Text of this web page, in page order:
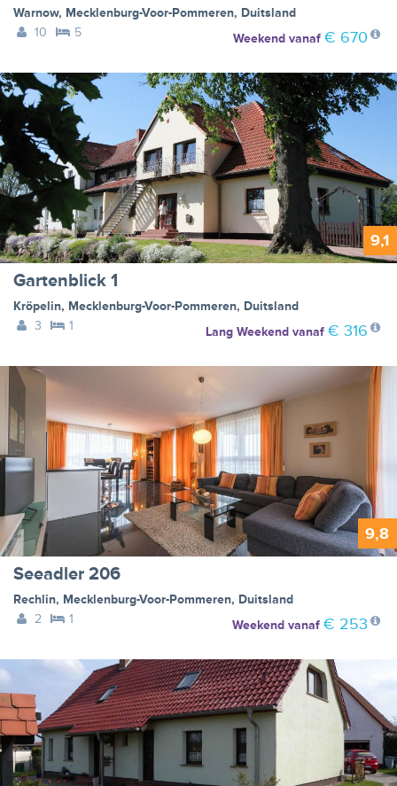
Warnow, Mecklenburg-Voor-Pommeren, Duitsland
10
5 Weekendvanaf € 670
9,1
Gartenblick 1
Kröpelin, Mecklenburg-Voor-Pommeren, Duitsland
3
1 Lang Weekendvanaf € 316
9,8
Seeadler 206
Rechlin, Mecklenburg-Voor-Pommeren, Duitsland
2
1 Weekendvanaf € 253